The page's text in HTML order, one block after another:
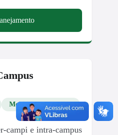
Mobilidade Reduzida
campi e intra-campus